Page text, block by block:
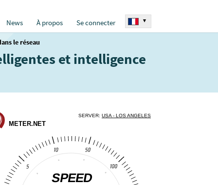
News À propos Se connecter ▾
le réseau
et intelligence